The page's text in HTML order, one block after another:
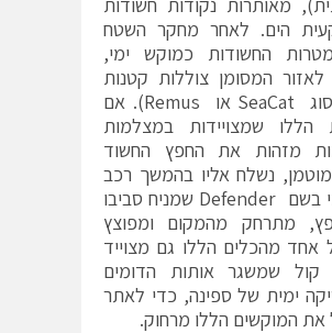
הים. לאחר מחקר השטח
מטרות החשודות כמוקש ימי,
המסומן צוללות קטנות
יותר (מסוג SeaCat או Remus). אם
הללו שמצויידות במצלמות
מזהות את החפץ החשוד
נשלח אליו בהמשך רכב
תת מימי בשם Defender שמניח סביבו
מתרחק מהמקום ומפוצץ
אחד מהכלים הללו גם מצוייד
קול שמשגר אותות הדומים
ימית של ספינה, כדי לאתר
את המוקשים הללו מרחוק.